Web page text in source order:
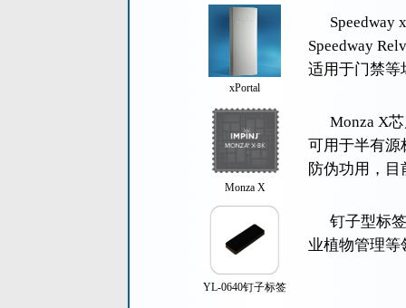
xPortal
Speedway
Speedway
适用于门禁等
Monza X
Monza X
可用于半有源
防伪功用，
YL-0640钉子标签
钉子型标
业植物管理等